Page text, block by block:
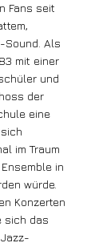
Fans seit
Sound. Als
mit einer
und
der
eine
im Traum
in
würde.
Konzerten
sich das